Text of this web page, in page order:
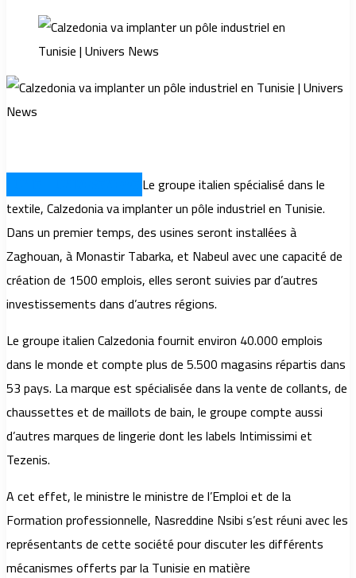
Le groupe italien spécialisé dans le
textile, Calzedonia va implanter un pôle industriel en Tunisie.
Dans un premier temps, des usines seront installées à
Zaghouan, à Monastir Tabarka, et Nabeul avec une capacité de
création de 1500 emplois, elles seront suivies par d’autres
investissements dans d’autres régions.
Le groupe italien Calzedonia fournit environ 40.000 emplois
dans le monde et compte plus de 5.500 magasins répartis dans
53 pays. La marque est spécialisée dans la vente de collants, de
chaussettes et de maillots de bain, le groupe compte aussi
d’autres marques de lingerie dont les labels Intimissimi et
Tezenis.
A cet effet, le ministre le ministre de l’Emploi et de la
Formation professionnelle, Nasreddine Nsibi s’est réuni avec les
représentants de cette société pour discuter les différents
mécanismes offerts par la Tunisie en matière